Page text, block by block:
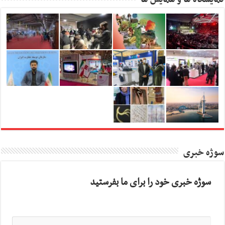
سوژه خبری
سوژه خبری خود را برای ما بفرستید